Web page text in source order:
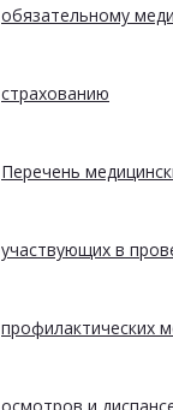
обязательному
страхованию
Перечень
участвующих в
профилактических